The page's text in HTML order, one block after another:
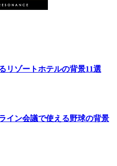
リゾートホテルの背景11選
イン会議で使える野球の背景